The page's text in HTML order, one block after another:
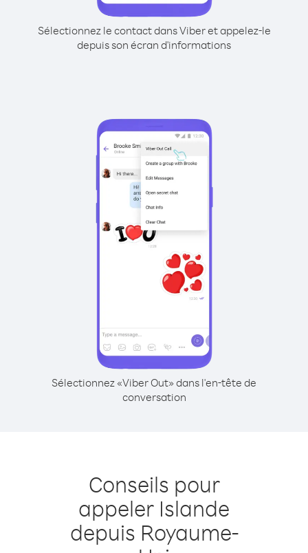
Sélectionnez le contact dans Viber et appelez-le
depuis son écran d'informations
Sélectionnez «Viber Out» dans l'en-tête de
conversation
Conseils pour
appeler Islande
depuis Royaume-